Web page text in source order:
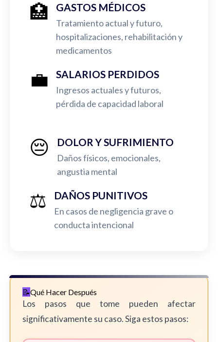
🏥 GASTOS MÉDICOS
Tratamiento actual y futuro,
hospitalizaciones, rehabilitación y
medicamentos
💼 SALARIOS PERDIDOS
Ingresos actuales y futuros,
pérdida de capacidad laboral
😔 DOLOR Y SUFRIMIENTO
Daños físicos, emocionales,
angustia mental
⚖️ DAÑOS PUNITIVOS
En casos de negligencia grave o
conducta intencional
Qué Hacer Después
Los pasos que tome pueden afectar
significativamente su caso. Siga estos pasos: